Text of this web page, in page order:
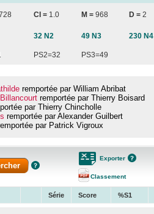
CI = 1.0 M = 968 D = 2
32 N2 49 N3 230 N4
PS2=32 PS3=49
remportée par William Abribat
remportée par Thierry Boisard
par Thierry Chincholle
remportée par Alexander Guilbert
par Patrick Vigroux
Exporter
Classement
Série Score %S1